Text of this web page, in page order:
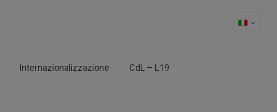
Internazionalizzazione CdL – L19